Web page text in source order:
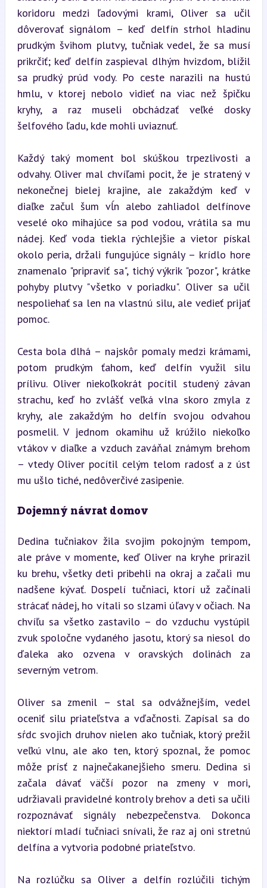
koridoru medzi ľadovými krami, Oliver sa učil
dôverovať signálom – keď delfín strhol hladinu
prudkým švihom plutvy, tučniak vedel, že sa musí
prikrčiť; keď delfín zaspieval dlhým hvizdom, blížil
sa prudký prúd vody. Po ceste narazili na hustú
hmlu, v ktorej nebolo vidieť na viac než špičku
kryhy, a raz museli obchádzať veľké dosky
šelfového ľadu, kde mohli uviaznuť.
Každý taký moment bol skúškou trpezlivosti a
odvahy. Oliver mal chvíľami pocit, že je stratený v
nekonečnej bielej krajine, ale zakaždým keď v
diaľke začul šum vĺn alebo zahliadol delfínove
veselé oko mihajúce sa pod vodou, vrátila sa mu
nádej. Keď voda tiekla rýchlejšie a vietor pískal
okolo peria, držali fungujúce signály – krídlo hore
znamenalo "pripraviť sa", tichý výkrik "pozor", krátke
pohyby plutvy "všetko v poriadku". Oliver sa učil
nespoliehať sa len na vlastnú silu, ale vedieť prijať
pomoc.
Cesta bola dlhá – najskôr pomaly medzi krámami,
potom prudkým ťahom, keď delfín využil silu
prílivu. Oliver niekoľkokrát pocítil studený závan
strachu, keď ho zvlášť veľká vlna skoro zmyla z
kryhy, ale zakaždým ho delfín svojou odvahou
posmelil. V jednom okamihu už krúžilo niekoľko
vtákov v diaľke a vzduch zaváňal známym brehom
– vtedy Oliver pocítil celým telom radosť a z úst
mu ušlo tiché, nedôverčivé zasipenie.
Dojemný návrat domov
Dedina tučniakov žila svojim pokojným tempom,
ale práve v momente, keď Oliver na kryhe prirazil
ku brehu, všetky deti pribehli na okraj a začali mu
nadšene kývať. Dospelí tučniaci, ktorí už začínali
strácať nádej, ho vítali so slzami úľavy v očiach. Na
chvíľu sa všetko zastavilo – do vzduchu vystúpil
zvuk spoločne vydaného jasotu, ktorý sa niesol do
ďaleka ako ozvena v oravských dolinách za
severným vetrom.
Oliver sa zmenil – stal sa odvážnejším, vedel
oceniť silu priateľstva a vďačnosti. Zapísal sa do
sŕdc svojich druhov nielen ako tučniak, ktorý prežil
veľkú vlnu, ale ako ten, ktorý spoznal, že pomoc
môže prísť z najnečakanejšieho smeru. Dedina si
začala dávať väčší pozor na zmeny v mori,
udržiavali pravidelné kontroly brehov a deti sa učili
rozpoznávať signály nebezpečenstva. Dokonca
niektorí mladí tučniaci snívali, že raz aj oni stretnú
delfína a vytvoria podobné priateľstvo.
Na rozlúčku sa Oliver a delfín rozlúčili tichým